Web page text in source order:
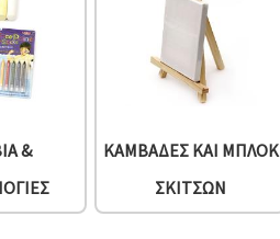
&
ΚΑΜΒΆΔΕΣ ΚΑΙ ΜΠΛΟΚ
ΣΚΊΤΣΩΝ